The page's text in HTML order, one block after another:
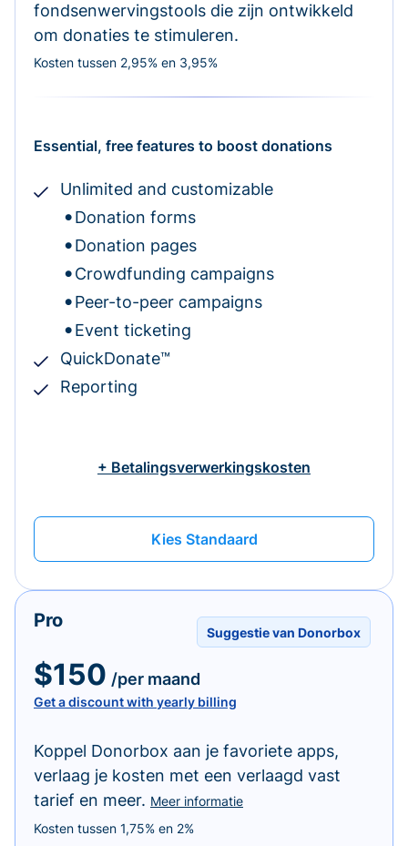
fondsenwervingstools die zijn ontwikkeld
om donaties te stimuleren.
Kosten tussen 2,95% en 3,95%
Essential, free features to boost donations
Unlimited and customizable
Donation forms
Donation pages
Crowdfunding campaigns
Peer-to-peer campaigns
Event ticketing
QuickDonate™
Reporting
+ Betalingsverwerkingskosten
Kies Standaard
Suggestie van Donorbox
Pro
$150 /per maand
Get a discount with yearly billing
Koppel Donorbox aan je favoriete apps,
verlaag je kosten met een verlaagd vast
tarief en meer. Meer informatie
Kosten tussen 1,75% en 2%